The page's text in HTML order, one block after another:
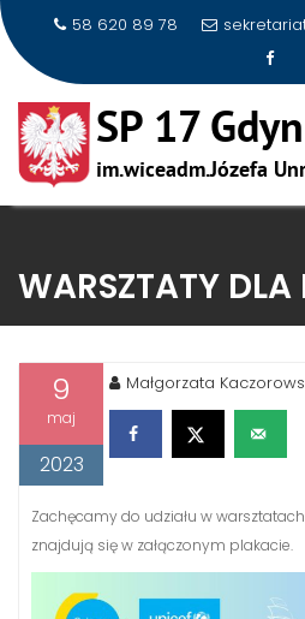
content
58 620 89 78
WARSZTATY
9
maj
2023
Małgorzata
Zachęcamy do udziału w
znajdują się w załączonym plakacie.